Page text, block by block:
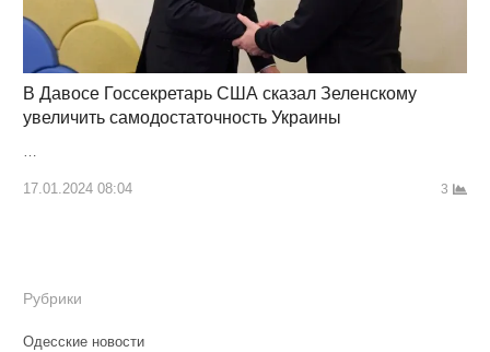
В Давосе Госсекретарь США сказал Зеленскому
увеличить самодостаточность Украины
…
17.01.2024 08:04 3
Рубрики
Одесские новости